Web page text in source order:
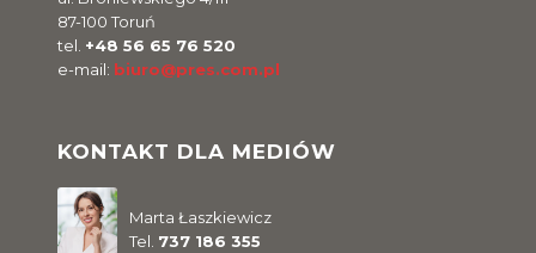
87-100 Toruń
tel. +48 56 65 76 520
e-mail: biuro@pres.com.pl
KONTAKT DLA MEDIÓW
Marta Łaszkiewicz
Tel. 737 186 355